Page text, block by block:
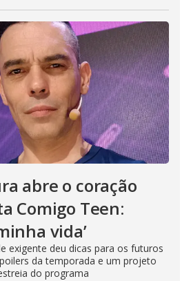
abre o coração
Comigo Teen:
vida’
exigente deu dicas para os futuros
da temporada e um projeto
do programa